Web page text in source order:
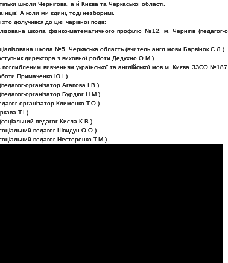
школи Чернігова, а й Києва та Черкаської області.
А коли ми єдині, тоді незборимі.
долучився до цієї чарівної події:
школа фізико-математичного профілю №12, м. Чернігів (педагог-
школа №5, Черкаська область (вчитель англ.мови Барвінок С.Л.)
директора з виховної роботи Дедухно О.М.)
поглибленим вивченням української та англійської мов м. Києва ЗЗСО №187
Примаченко Ю.І.)
організатор Агапова І.В.)
організатор Бурдюг Н.М.)
організатор Клименко Т.О.)
Т.І.)
педагог Кисла К.В.)
педагог Швидун О.О.)
педагог Нестеренко Т.М.).